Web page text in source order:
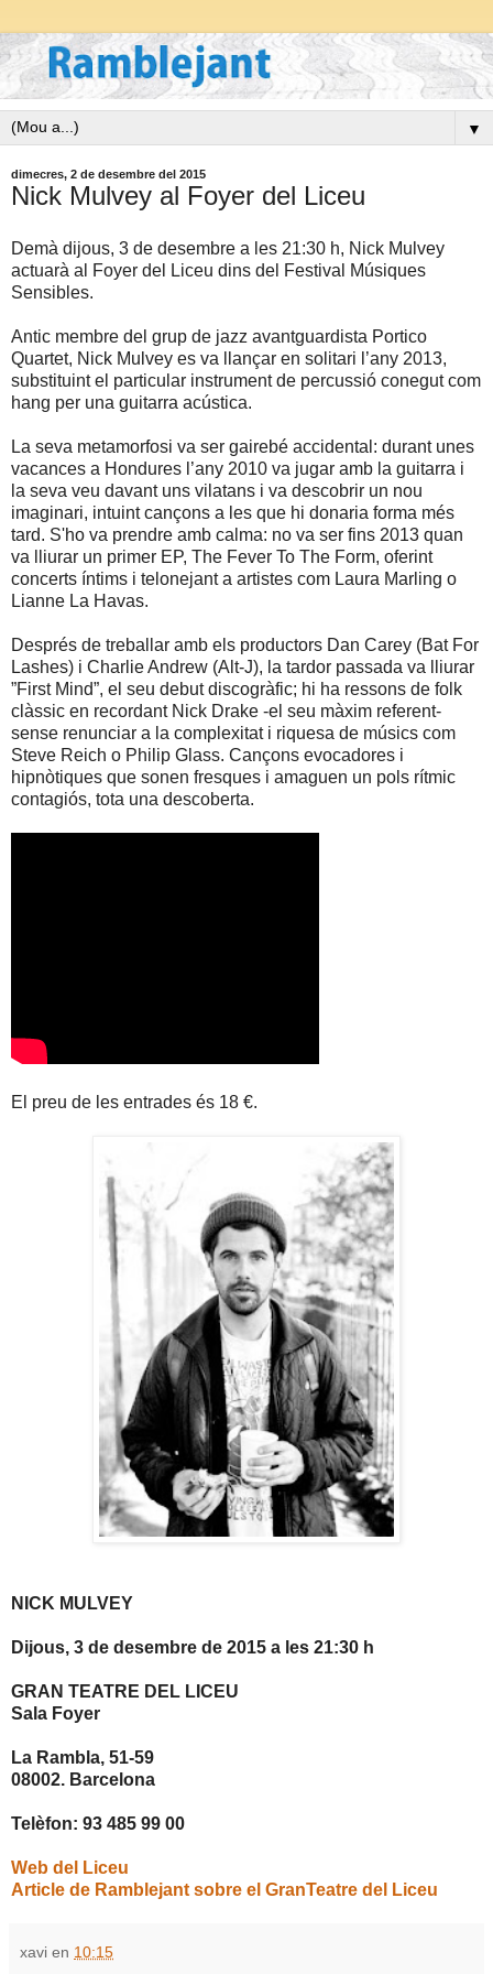
▼
dimecres, 2 de desembre del 2015
Nick Mulvey al Foyer del Liceu
Demà dijous, 3 de desembre a les 21:30 h, Nick Mulvey
actuarà al Foyer del Liceu dins del Festival Músiques
Sensibles.
Antic membre del grup de jazz avantguardista Portico
Quartet, Nick Mulvey es va llançar en solitari l’any 2013,
substituint el particular instrument de percussió conegut com
hang per una guitarra acústica.
La seva metamorfosi va ser gairebé accidental: durant unes
vacances a Hondures l’any 2010 va jugar amb la guitarra i
la seva veu davant uns vilatans i va descobrir un nou
imaginari, intuint cançons a les que hi donaria forma més
tard. S'ho va prendre amb calma: no va ser fins 2013 quan
va lliurar un primer EP, The Fever To The Form, oferint
concerts íntims i telonejant a artistes com Laura Marling o
Lianne La Havas.
Després de treballar amb els productors Dan Carey (Bat For
Lashes) i Charlie Andrew (Alt-J), la tardor passada va lliurar
”First Mind”, el seu debut discogràfic; hi ha ressons de folk
clàssic en recordant Nick Drake -el seu màxim referent-
sense renunciar a la complexitat i riquesa de músics com
Steve Reich o Philip Glass. Cançons evocadores i
hipnòtiques que sonen fresques i amaguen un pols rítmic
contagiós, tota una descoberta.
El preu de les entrades és 18 €.
NICK MULVEY
Dijous, 3 de desembre de 2015 a les 21:30 h
GRAN TEATRE DEL LICEU
Sala Foyer
La Rambla, 51-59
08002. Barcelona
Telèfon: 93 485 99 00
Web del Liceu
Article de Ramblejant sobre el GranTeatre del Liceu
xavi en 10:15